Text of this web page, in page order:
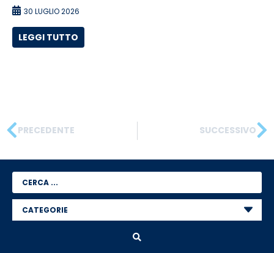
30 LUGLIO 2026
LEGGI TUTTO
PRECEDENTE SUCCESSIVO